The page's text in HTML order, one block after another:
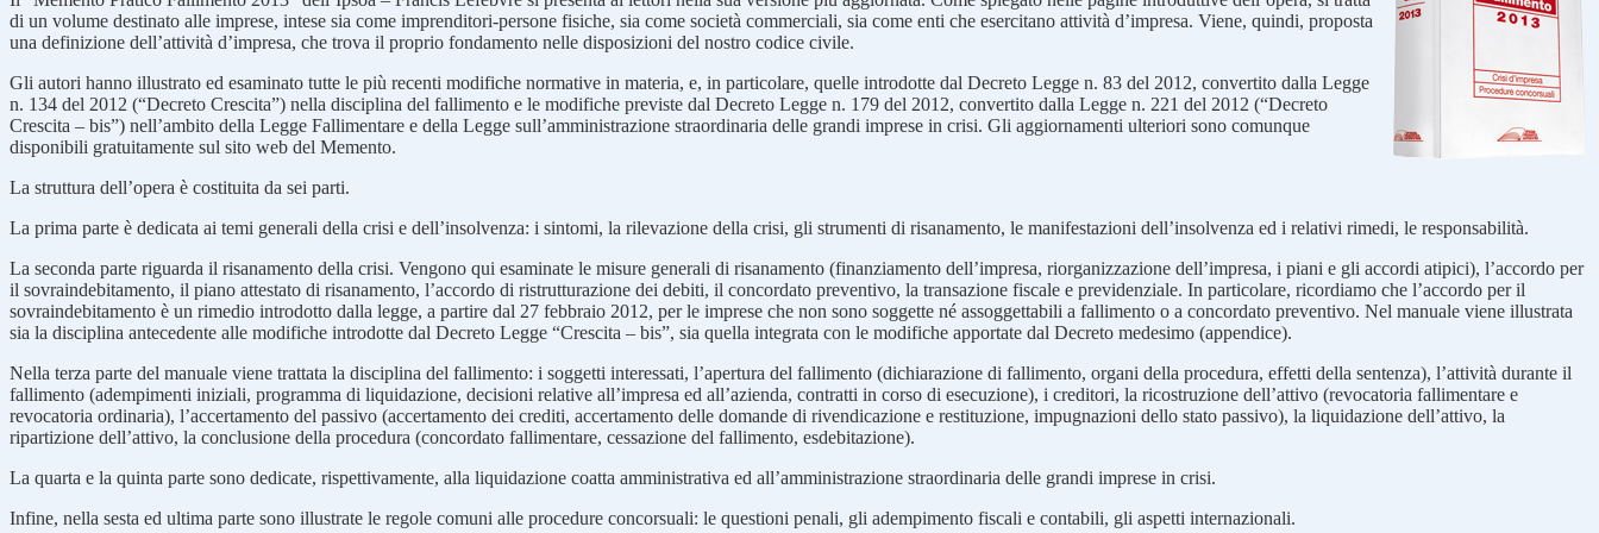
di un volume destinato alle imprese, intese sia come imprenditori-persone fisiche, sia come società commerciali, sia come enti che esercitano attività d’impresa. Viene, quindi, proposta
una definizione dell’attività d’impresa, che trova il proprio fondamento nelle disposizioni del nostro codice civile.
Gli autori hanno illustrato ed esaminato tutte le più recenti modifiche normative in materia, e, in particolare, quelle introdotte dal Decreto Legge n. 83 del 2012, convertito dalla Legge
n. 134 del 2012 (“Decreto Crescita”) nella disciplina del fallimento e le modifiche previste dal Decreto Legge n. 179 del 2012, convertito dalla Legge n. 221 del 2012 (“Decreto
Crescita – bis”) nell’ambito della Legge Fallimentare e della Legge sull’amministrazione straordinaria delle grandi imprese in crisi. Gli aggiornamenti ulteriori sono comunque
disponibili gratuitamente sul sito web del Memento.
La struttura dell’opera è costituita da sei parti.
La prima parte è dedicata ai temi generali della crisi e dell’insolvenza: i sintomi, la rilevazione della crisi, gli strumenti di risanamento, le manifestazioni dell’insolvenza ed i relativi rimedi, le responsabilità.
La seconda parte riguarda il risanamento della crisi. Vengono qui esaminate le misure generali di risanamento (finanziamento dell’impresa, riorganizzazione dell’impresa, i piani e gli accordi atipici), l’accordo per
il sovraindebitamento, il piano attestato di risanamento, l’accordo di ristrutturazione dei debiti, il concordato preventivo, la transazione fiscale e previdenziale. In particolare, ricordiamo che l’accordo per il
sovraindebitamento è un rimedio introdotto dalla legge, a partire dal 27 febbraio 2012, per le imprese che non sono soggette né assoggettabili a fallimento o a concordato preventivo. Nel manuale viene illustrata
sia la disciplina antecedente alle modifiche introdotte dal Decreto Legge “Crescita – bis”, sia quella integrata con le modifiche apportate dal Decreto medesimo (appendice).
Nella terza parte del manuale viene trattata la disciplina del fallimento: i soggetti interessati, l’apertura del fallimento (dichiarazione di fallimento, organi della procedura, effetti della sentenza), l’attività durante il
fallimento (adempimenti iniziali, programma di liquidazione, decisioni relative all’impresa ed all’azienda, contratti in corso di esecuzione), i creditori, la ricostruzione dell’attivo (revocatoria fallimentare e
revocatoria ordinaria), l’accertamento del passivo (accertamento dei crediti, accertamento delle domande di rivendicazione e restituzione, impugnazioni dello stato passivo), la liquidazione dell’attivo, la
ripartizione dell’attivo, la conclusione della procedura (concordato fallimentare, cessazione del fallimento, esdebitazione).
La quarta e la quinta parte sono dedicate, rispettivamente, alla liquidazione coatta amministrativa ed all’amministrazione straordinaria delle grandi imprese in crisi.
Infine, nella sesta ed ultima parte sono illustrate le regole comuni alle procedure concorsuali: le questioni penali, gli adempimento fiscali e contabili, gli aspetti internazionali.